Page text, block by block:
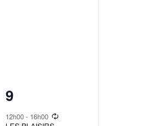
1
event,
9
12h00- 16h00